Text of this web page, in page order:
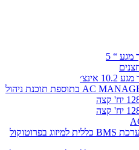
מתאם תקשורת בין מערכת BMS כללית למיזוג בפרוטוקול